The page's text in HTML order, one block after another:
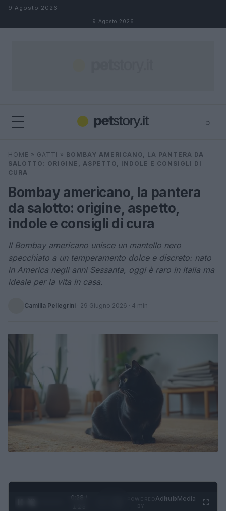
Salta al contenuto
9 Agosto 2026
9 Agosto 2026
⌕
Cerca ⌕
HOME » GATTI » BOMBAY AMERICANO, LA PANTERA DA
SALOTTO: ORIGINE, ASPETTO, INDOLE E CONSIGLI DI
CURA
Bombay americano, la pantera
da salotto: origine, aspetto,
indole e consigli di cura
Il Bombay americano unisce un mantello nero
specchiato a un temperamento dolce e discreto: nato
in America negli anni Sessanta, oggi è raro in Italia ma
ideale per la vita in casa.
Camilla Pellegrini · 29 Giugno 2026 · 4 min
0:29 /
AdhubMedia